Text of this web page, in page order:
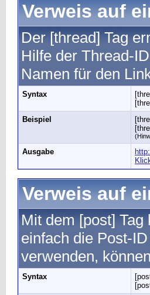
Verweis auf
Der [thread] Tag
Hilfe der Thread-
Namen für den
Syntax
Beispiel
Ausgabe
Verweis auf
Mit dem [post]
einfach die Post-
verwenden,
Syntax